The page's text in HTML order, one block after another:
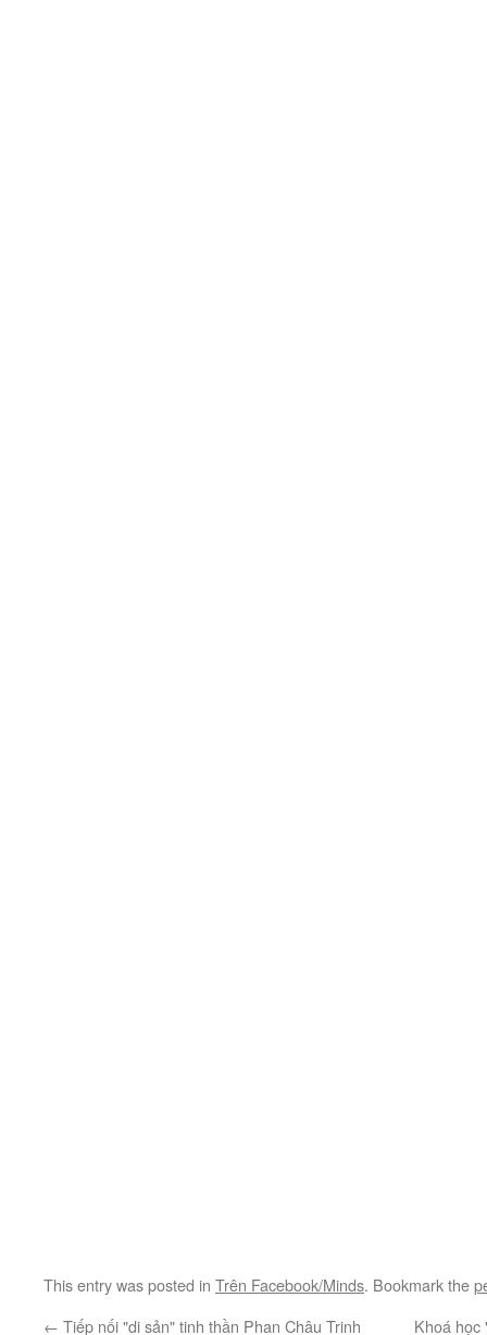
This entry was posted in Trên Facebook/Minds. Bookmark the
← Tiếp nối "di sản" tinh thần Phan Châu Trinh Khoá